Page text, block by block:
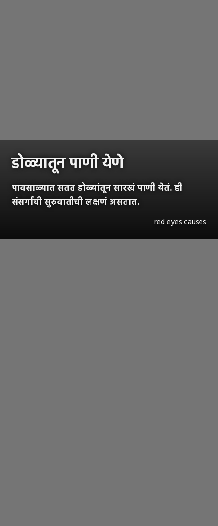
डोळ्यातून पाणी येणे
पावसाळ्यात सतत डोळ्यांतून सारखं पाणी येतं. ही
संसर्गाची सुरुवातीची लक्षणं असतात.
red eyes causes